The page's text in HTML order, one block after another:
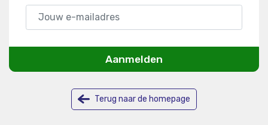
Aanmelden
Terug naar de homepage